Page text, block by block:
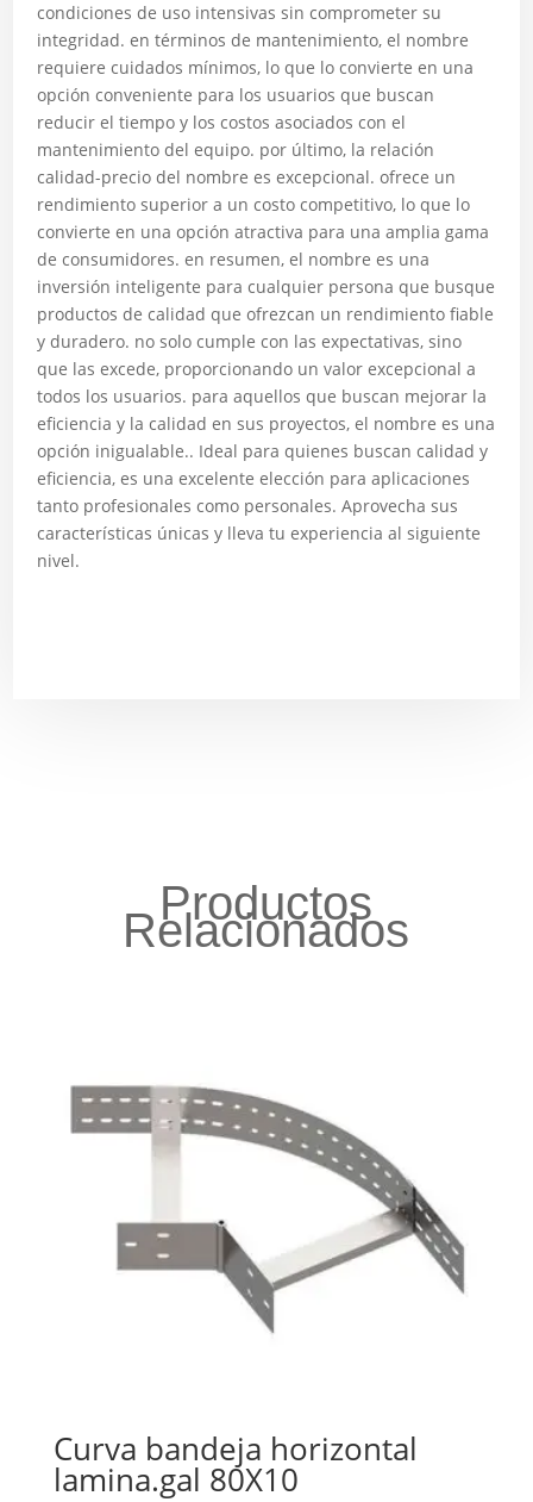
condiciones de uso intensivas sin comprometer su
integridad. en términos de mantenimiento, el nombre
requiere cuidados mínimos, lo que lo convierte en una
opción conveniente para los usuarios que buscan
reducir el tiempo y los costos asociados con el
mantenimiento del equipo. por último, la relación
calidad-precio del nombre es excepcional. ofrece un
rendimiento superior a un costo competitivo, lo que lo
convierte en una opción atractiva para una amplia gama
de consumidores. en resumen, el nombre es una
inversión inteligente para cualquier persona que busque
productos de calidad que ofrezcan un rendimiento fiable
y duradero. no solo cumple con las expectativas, sino
que las excede, proporcionando un valor excepcional a
todos los usuarios. para aquellos que buscan mejorar la
eficiencia y la calidad en sus proyectos, el nombre es una
opción inigualable.. Ideal para quienes buscan calidad y
eficiencia, es una excelente elección para aplicaciones
tanto profesionales como personales. Aprovecha sus
características únicas y lleva tu experiencia al siguiente
nivel.
Productos
Relacionados
Curva bandeja horizontal
lamina.gal 80X10